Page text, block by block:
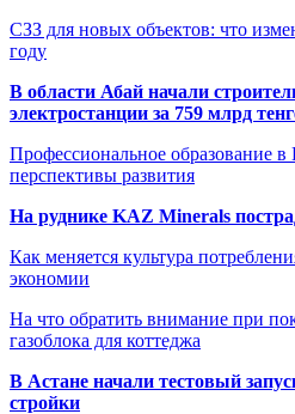
СЗЗ для новых объектов: что
году
В области Абай начали
электростанции за 759 млрд
Профессиональное образование
перспективы развития
На руднике KAZ Minerals
Как меняется культура
экономии
На что обратить внимание при
газоблока для коттеджа
В Астане начали тестовый
стройки